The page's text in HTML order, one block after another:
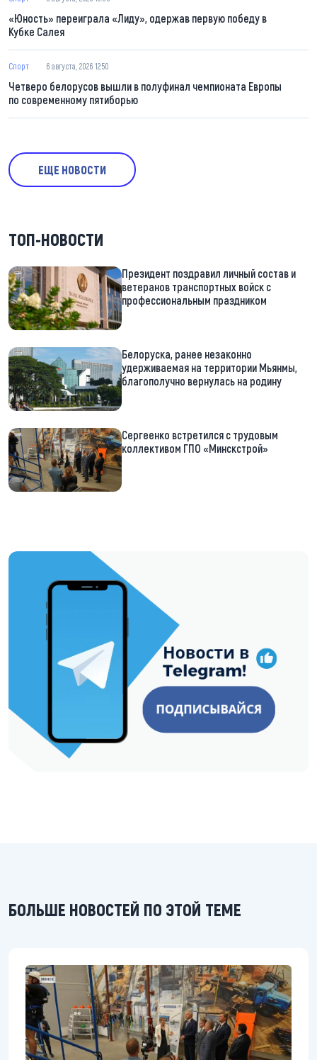
«Юность» переиграла «Лиду», одержав первую победу в
Кубке Салея
Спорт 6 августа, 2026 12:50
Четверо белорусов вышли в полуфинал чемпионата Европы
по современному пятиборью
ЕЩЕ НОВОСТИ
ТОП-НОВОСТИ
Президент поздравил личный состав и
ветеранов транспортных войск с
профессиональным праздником
Белоруска, ранее незаконно
удерживаемая на территории Мьянмы,
благополучно вернулась на родину
Сергеенко встретился с трудовым
коллективом ГПО «Минскстрой»
https://t.me/minskctvby
БОЛЬШЕ НОВОСТЕЙ ПО ЭТОЙ ТЕМЕ